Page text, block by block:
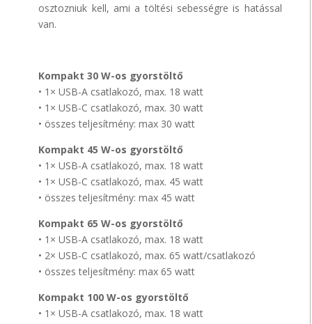
osztozniuk kell, ami a töltési sebességre is hatással
van.
Kompakt 30 W-os gyorstöltő
• 1× USB-A csatlakozó, max. 18 watt
• 1× USB-C csatlakozó, max. 30 watt
• összes teljesítmény: max 30 watt
Kompakt 45 W-os gyorstöltő
• 1× USB-A csatlakozó, max. 18 watt
• 1× USB-C csatlakozó, max. 45 watt
• összes teljesítmény: max 45 watt
Kompakt 65 W-os gyorstöltő
• 1× USB-A csatlakozó, max. 18 watt
• 2× USB-C csatlakozó, max. 65 watt/csatlakozó
• összes teljesítmény: max 65 watt
Kompakt 100 W-os gyorstöltő
• 1× USB-A csatlakozó, max. 18 watt